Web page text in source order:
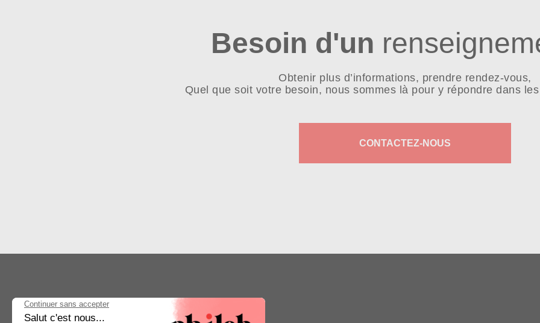
Besoin d'un
Obtenir plus d’informations, prendre rendez-vous,
Quel que soit votre besoin, nous sommes là pour y répondre dans
CONTACTEZ-NOUS